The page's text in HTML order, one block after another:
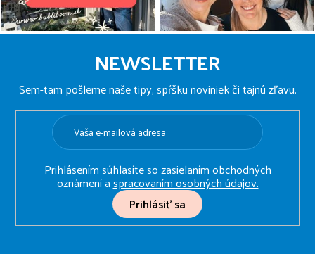
Z
NEWSLETTER
Sem-tam pošleme naše tipy, spŕšku noviniek či tajnú zľavu.
Prihlásením súhlasíte so zasielaním obchodných
oznámení aspracovaním osobných údajov.
Prihlásiť sa